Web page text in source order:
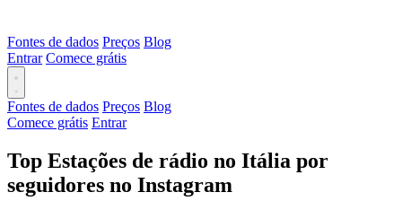
Fontes de dados Preços Blog
Entrar Comece grátis
Fontes de dados Preços Blog
Comece grátis Entrar
Top Estações de rádio no Itália por
seguidores no Instagram